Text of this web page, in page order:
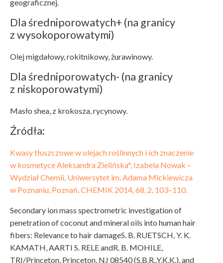
geograficznej.
Dla średniporowatych+ (na granicy
z wysokoporowatymi)
Olej migdałowy, rokitnikowy, żurawinowy.
Dla średniporowatych- (na granicy
z niskoporowatymi)
Masło shea, z krokosza, rycynowy.
Źródła:
Kwasy tłuszczowe w olejach roślinnych i ich znaczenie
w kosmetyce Aleksandra Zielińska*, Izabela Nowak –
Wydział Chemii, Uniwersytet im. Adama Mickiewicza
w Poznaniu, Poznań, CHEMIK 2014, 68, 2, 103–110.
Secondary ion mass spectrometric investigation of
penetration of coconut and mineral oils into human hair
fibers: Relevance to hair damageS. B. RUETSCH, Y. K.
KAMATH, AARTI S. RELE andR. B. MOHILE,
TRI/Princeton, Princeton, NJ 08540 (S.B.R.,Y.K.K.), and